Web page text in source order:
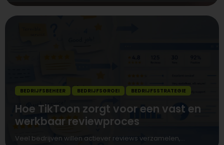
BEDRIJFSBEHEER BEDRIJFSGROEI BEDRIJFSSTRATEGIE
Hoe TikToon zorgt voor een vast en
werkbaar reviewproces
Veel bedrijven willen actiever reviews verzamelen,...